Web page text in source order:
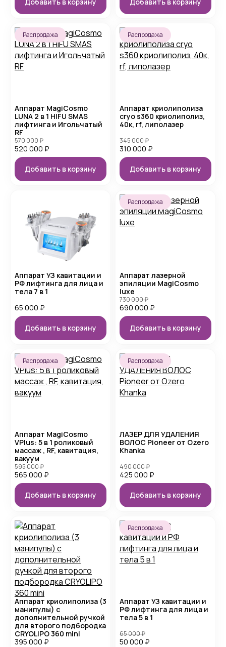
Распродажа
Аппарат MagiCosmo
LUNA 2 в 1 HIFU SMAS
лифтинга и Игольчатый
RF
520 000 ₽
570 000₽
Добавить в корзину
Распродажа
Аппарат криолиполиза
cryo s360 криолиполиз,
40к, rf, липолазер
310 000 ₽
345 000₽
Добавить в корзину
Аппарат УЗ кавитации и
РФ лифтинга для лица и
тела 7 в 1
65 000 ₽
Добавить в корзину
Распродажа
Аппарат лазерной
эпиляции MagiCosmo
luxe
690 000 ₽
730 000₽
Добавить в корзину
Распродажа
Аппарат MagiCosmo
VPlus: 5 в 1 роликовый
массаж , RF, кавитация,
вакуум
565 000 ₽
595 000₽
Добавить в корзину
Распродажа
ЛАЗЕР ДЛЯ УДАЛЕНИЯ
ВОЛОС Pioneer от Ozero
Khanka
425 000 ₽
490 000₽
Добавить в корзину
Аппарат криолиполиза (3
манипулы) с
дополнительной ручкой
для второго подбородка
CRYOLIPO 360 mini
395 000 ₽
Распродажа
Аппарат УЗ кавитации и
РФ лифтинга для лица и
тела 5 в 1
50 000 ₽
65 000₽